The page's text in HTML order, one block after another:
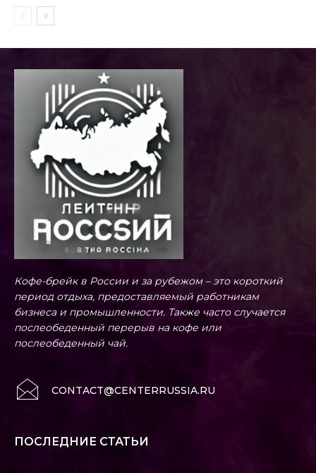
Кофе-брейк в России и за рубежом – это короткий
период отдыха, предоставляемый работникам
бизнеса и промышленности. Также часто случается
послеобеденный перерыв на кофе или
послеобеденный чай.
CONTACT@CENTERRUSSIA.RU
ПОСЛЕДНИЕ СТАТЬИ